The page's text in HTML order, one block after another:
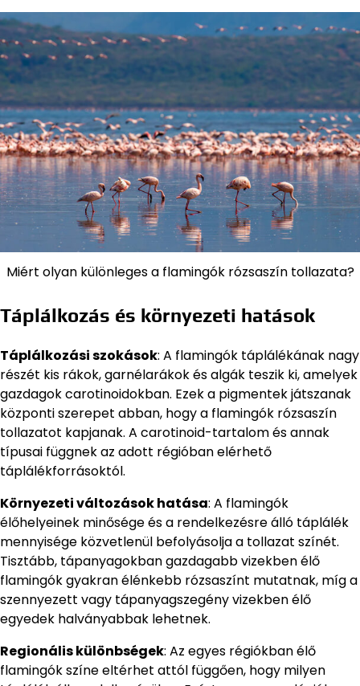
Miért olyan különleges a flamingók rózsaszín tollazata?
Táplálkozás és környezeti hatások
Táplálkozási szokások: A flamingók táplálékának nagy
részét kis rákok, garnélarákok és algák teszik ki, amelyek
gazdagok carotinoidokban. Ezek a pigmentek játszanak
központi szerepet abban, hogy a flamingók rózsaszín
tollazatot kapjanak. A carotinoid-tartalom és annak
típusai függnek az adott régióban elérhető
táplálékforrásoktól.
Környezeti változások hatása: A flamingók
élőhelyeinek minősége és a rendelkezésre álló táplálék
mennyisége közvetlenül befolyásolja a tollazat színét.
Tisztább, tápanyagokban gazdagabb vizekben élő
flamingók gyakran élénkebb rózsaszínt mutatnak, míg a
szennyezett vagy tápanyagszegény vizekben élő
egyedek halványabbak lehetnek.
Regionális különbségek: Az egyes régiókban élő
flamingók színe eltérhet attól függően, hogy milyen